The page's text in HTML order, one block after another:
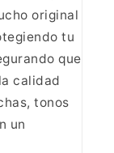
original
tu
que
calidad
tonos
un